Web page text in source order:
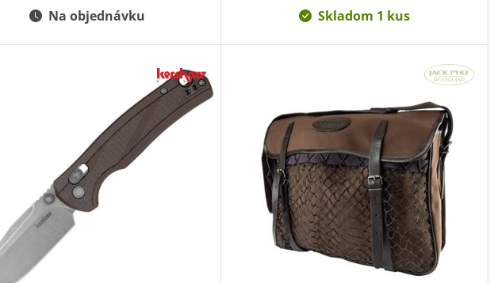
Na objednávku Skladom 1 kus